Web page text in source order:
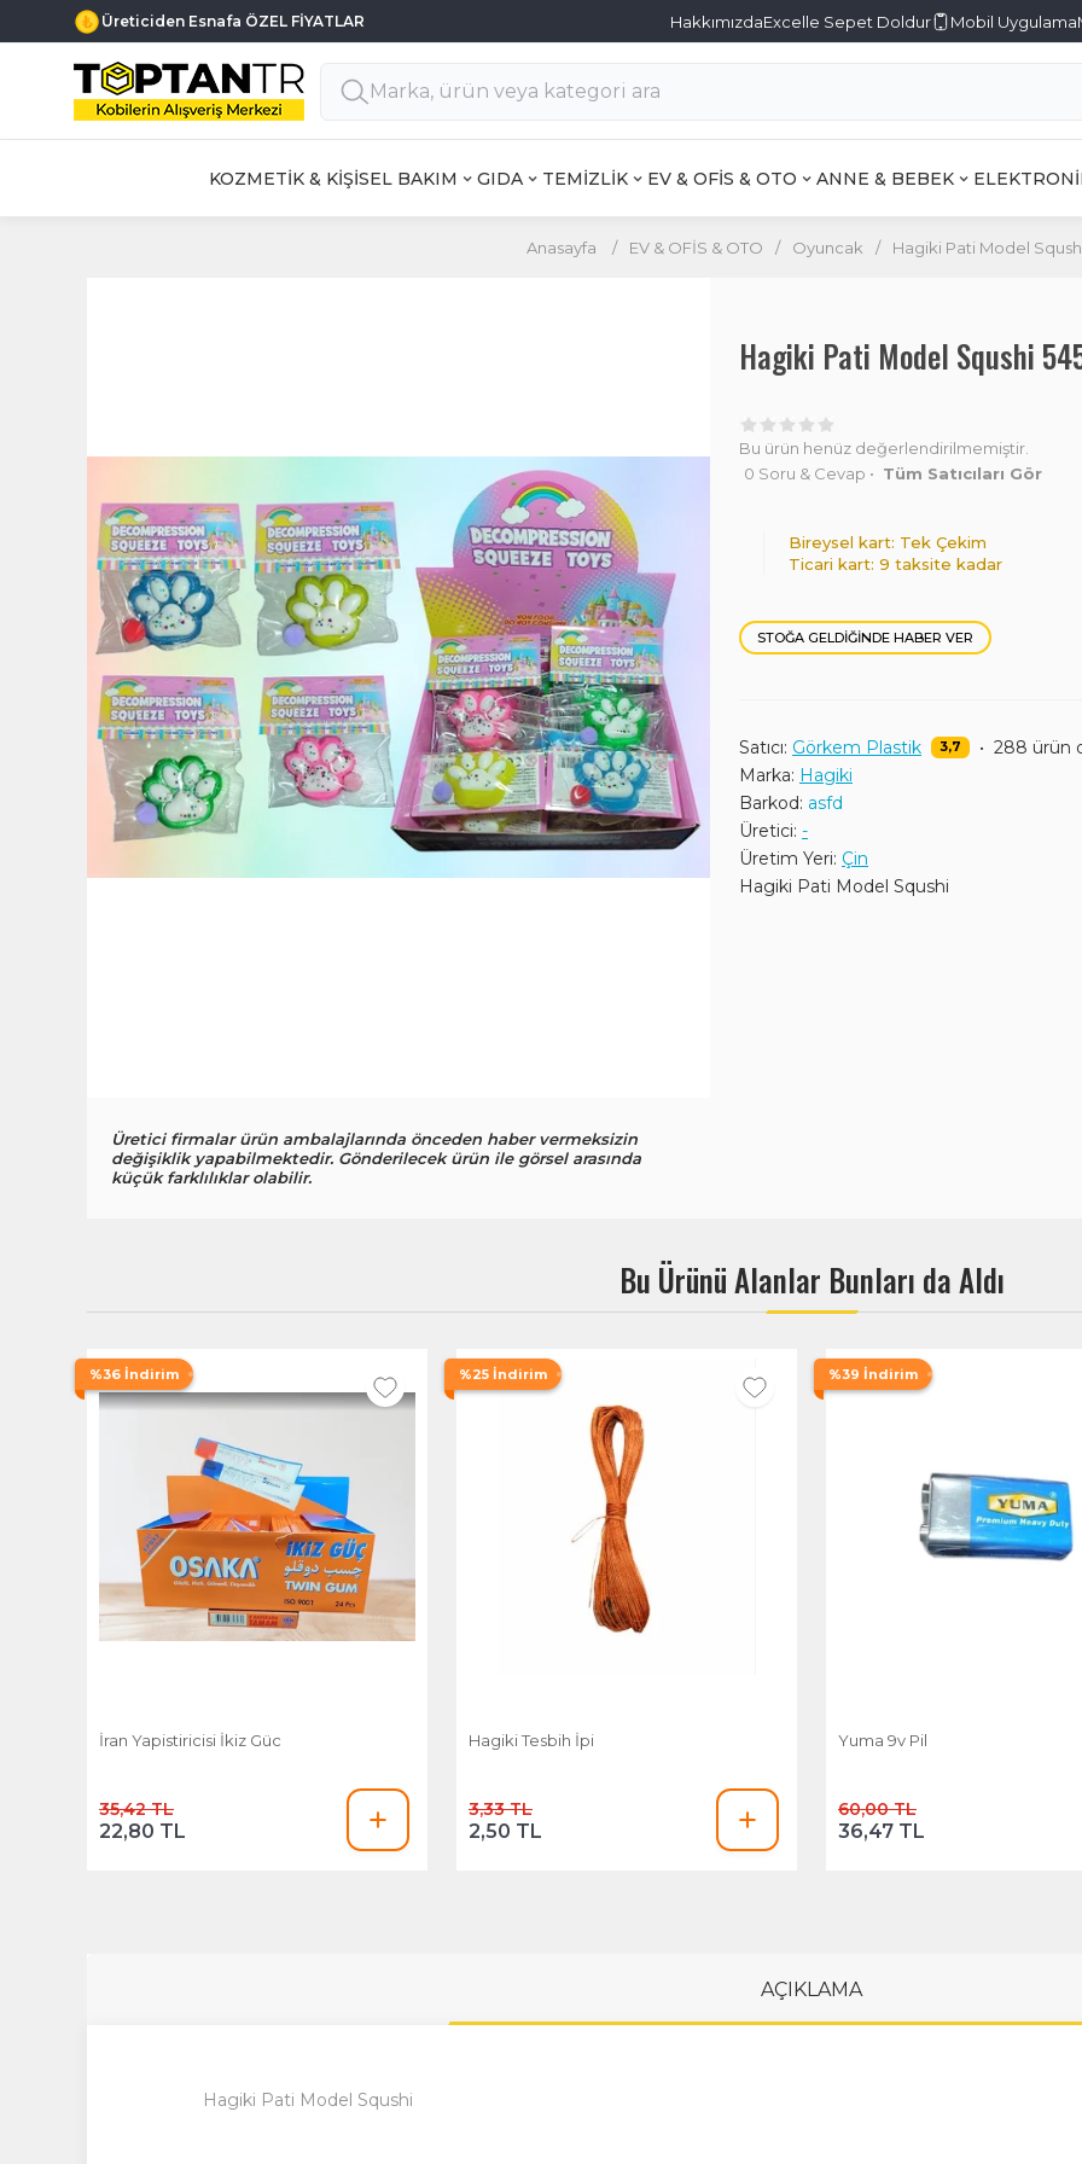
Üreticiden Esnafa ÖZEL FİYATLAR HakkımızdaExcelle Sepet Doldur Mobil Uygulama
KOZMETİK & KİŞİSEL BAKIM GIDA TEMİZLİK EV & OFİS & OTO ANNE & BEBEK
Anasayfa / EV & OFİS & OTO / Oyuncak / Hagiki Pati Model
Üretici firmalar ürün ambalajlarında önceden haber vermeksizin
değişiklik yapabilmektedir. Gönderilecek ürün ile görsel arasında
küçük farklılıklar olabilir.
Hagiki Pati Model Squshi
Bu ürün henüz değerlendirilmemiştir.
0 Soru & Cevap • Tüm Satıcıları Gör
Bireysel kart: Tek Çekim
Ticari kart: 9 taksite kadar
STOĞA GELDIĞINDE HABER VER
Satıcı: Görkem Plastik 3,7 • 288 ürün
Marka: Hagiki
Barkod: asfd
Üretici: -
Üretim Yeri: Çin
Hagiki Pati Model Squshi
Bu Ürünü Alanlar Bunları da Aldı
%36 İndirim
İran Yapistiricisi İkiz Güc
35,42 TL
22,80 TL
%25 İndirim
Hagiki Tesbih İpi
3,33 TL
2,50 TL
%39 İndirim
Yuma 9v Pil
60,00 TL
36,47 TL
AÇIKLAMA
Hagiki Pati Model Squshi